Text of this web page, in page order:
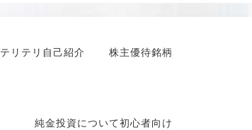
テリテリ自己紹介 株主優待銘柄
純金投資について初心者向け